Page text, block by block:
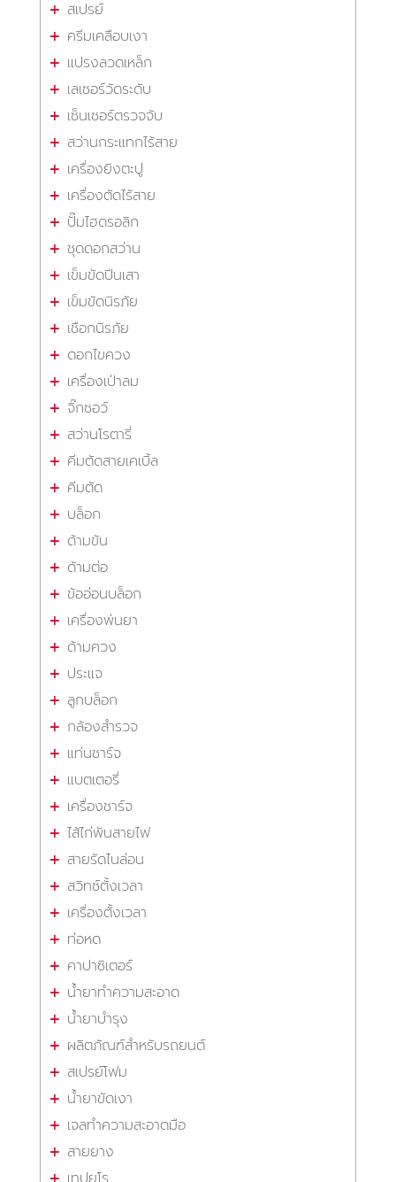
สเปรย์
ครีมเคลือบเงา
แปรงลวดเหล็ก
เลเซอร์วัดระดับ
เซ็นเซอร์ตรวจจับ
สว่านกระแทกไร้สาย
เครื่องยิงตะปู
เครื่องตัดไร้สาย
ปั๊มไฮดรอลิก
ชุดดอกสว่าน
เข็มขัดปีนเสา
เข็มขัดนิรภัย
เชือกนิรภัย
ดอกไขควง
เครื่องเป่าลม
จิ๊กซอว์
สว่านโรตารี่
คีมตัดสายเคเบิ้ล
คีมตัด
บล็อก
ด้ามขัน
ด้ามต่อ
ข้ออ่อนบล็อก
เครื่องพ่นยา
ด้ามควง
ประแจ
ลูกบล็อก
กล้องสำรวจ
แท่นชาร์จ
แบตเตอรี่
เครื่องชาร์จ
ไส้ไก่พันสายไฟ
สายรัดไนล่อน
สวิทซ์ตั้งเวลา
เครื่องตั้งเวลา
ท่อหด
คาปาซิเตอร์
น้ำยาทำความสะอาด
น้ำยาบำรุง
ผลิตภัณฑ์สำหรับรถยนต์
สเปรย์โฟม
น้ำยาขัดเงา
เจลทำความสะอาดมือ
สายยาง